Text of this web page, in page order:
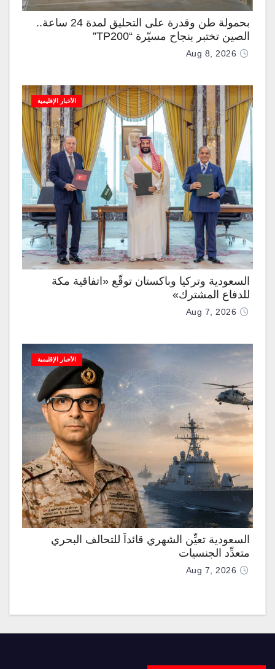
بحمولة طن وقدرة على التحليق لمدة 24 ساعة..
الصين تختبر بنجاح مسيّرة “TP200”
Aug 8, 2026
الأخبار الإقليمية
السعودية وتركيا وباكستان توقّع «اتفاقية مكة
للدفاع المشترك»
Aug 7, 2026
الأخبار الإقليمية
السعودية تعيِّن الشهري قائداً للتحالف البحري
متعدِّد الجنسيات
Aug 7, 2026